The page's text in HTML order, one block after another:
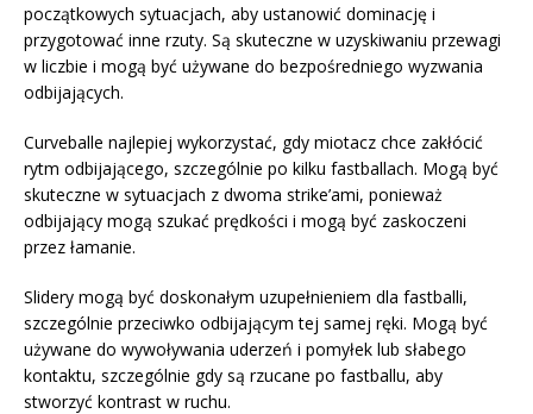
początkowych sytuacjach, aby ustanowić dominację i
przygotować inne rzuty. Są skuteczne w uzyskiwaniu przewagi
w liczbie i mogą być używane do bezpośredniego wyzwania
odbijających.
Curveballe najlepiej wykorzystać, gdy miotacz chce zakłócić
rytm odbijającego, szczególnie po kilku fastballach. Mogą być
skuteczne w sytuacjach z dwoma strike’ami, ponieważ
odbijający mogą szukać prędkości i mogą być zaskoczeni
przez łamanie.
Slidery mogą być doskonałym uzupełnieniem dla fastballi,
szczególnie przeciwko odbijającym tej samej ręki. Mogą być
używane do wywoływania uderzeń i pomyłek lub słabego
kontaktu, szczególnie gdy są rzucane po fastballu, aby
stworzyć kontrast w ruchu.